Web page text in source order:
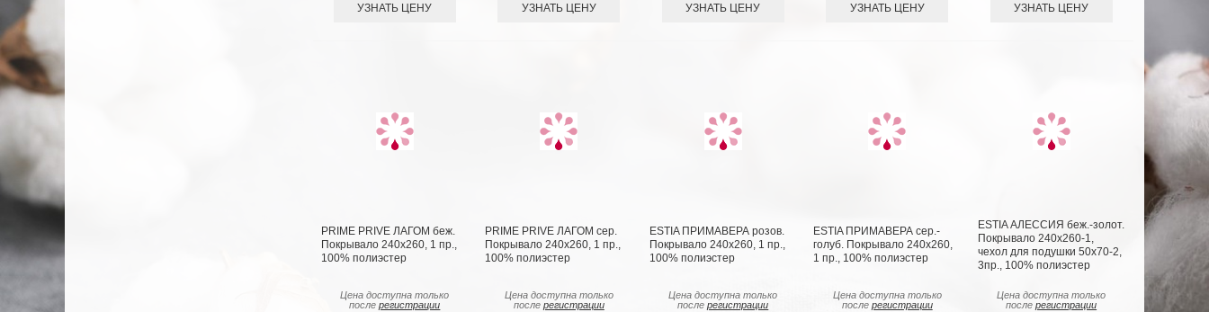
УЗНАТЬ ЦЕНУ УЗНАТЬ ЦЕНУ УЗНАТЬ ЦЕНУ УЗНАТЬ ЦЕНУ УЗНАТЬ ЦЕНУ
PRIME PRIVE ЛАГОМ беж.
Покрывало 240х260, 1 пр.,
100% полиэстер
Цена доступна только
послерегистрации
PRIME PRIVE ЛАГОМ сер.
Покрывало 240х260, 1 пр.,
100% полиэстер
Цена доступна только
после регистрации
ESTIA ПРИМАВЕРА розов.
Покрывало 240х260, 1 пр.,
100% полиэстер
Цена доступна только
послерегистрации
ESTIA ПРИМАВЕРА сер.-
голуб. Покрывало 240х260,
1 пр., 100% полиэстер
Цена доступна только
после регистрации
ESTIA АЛЕССИЯ беж.-золот.
Покрывало 240х260-1,
чехол для подушки 50х70-2,
3пр., 100% полиэстер
Цена доступна только
послерегистрации